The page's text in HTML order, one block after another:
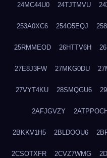
24MC44U0 24TJTMVU
253A0XC6 254O5EQJ
25RMMEOD 26HTTV6H
27E8J3FW 27MKG0DU
27VYT4KU 28SMQGU6
2AFJGVZY
2BKKV1H5 2BLDOOU6
2CSOTXFR 2CVZ7WMG